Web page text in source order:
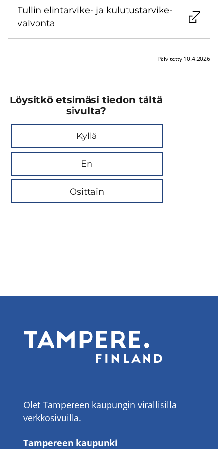
Tul­lin elintarvike-​ ja ku­lu­tus­tar­vi­ke­
val­von­ta
Päivitetty 10.4.2026
Löysitkö etsimäsi tiedon tältä
sivulta?
Kyllä
En
Osittain
Olet Tampereen kaupungin virallisilla
verkkosivuilla.
Tampereen kaupunki